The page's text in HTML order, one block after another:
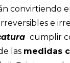
convirtiendo
e
cumplir
las medidas